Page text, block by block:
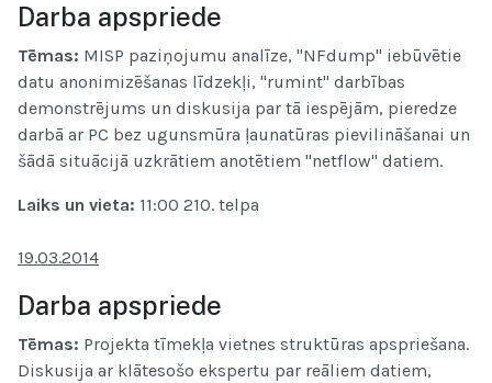
Darba apspriede
Tēmas: MISP paziņojumu analīze, "NFdump" iebūvētie
datu anonimizēšanas līdzekļi, "rumint" darbības
demonstrējums un diskusija par tā iespējām, pieredze
darbā ar PC bez ugunsmūra ļaunatūras pievilināšanai un
šādā situācijā uzkrātiem anotētiem "netflow" datiem.
Laiks un vieta: 11:00 210. telpa
19.03.2014
Darba apspriede
Tēmas: Projekta tīmekļa vietnes struktūras apspriešana.
Diskusija ar klātesošo ekspertu par reāliem datiem,